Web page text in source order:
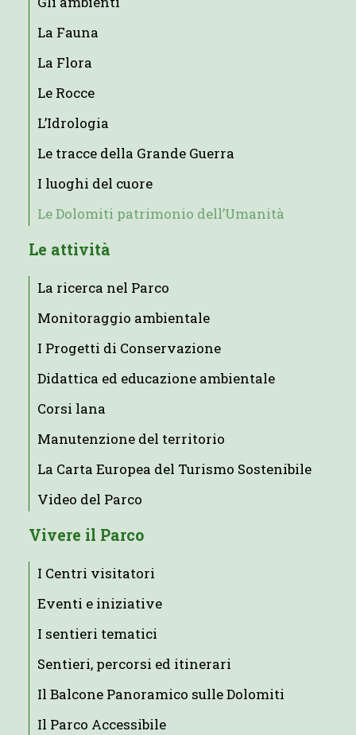
La Fauna
La Flora
Le Rocce
L’Idrologia
Le tracce della Grande Guerra
I luoghi del cuore
Le Dolomiti patrimonio dell’Umanità
Le attività
La ricerca nel Parco
Monitoraggio ambientale
I Progetti di Conservazione
Didattica ed educazione ambientale
Corsi lana
Manutenzione del territorio
La Carta Europea del Turismo Sostenibile
Video del Parco
Vivere il Parco
I Centri visitatori
Eventi e iniziative
I sentieri tematici
Sentieri, percorsi ed itinerari
Il Balcone Panoramico sulle Dolomiti
Il Parco Accessibile